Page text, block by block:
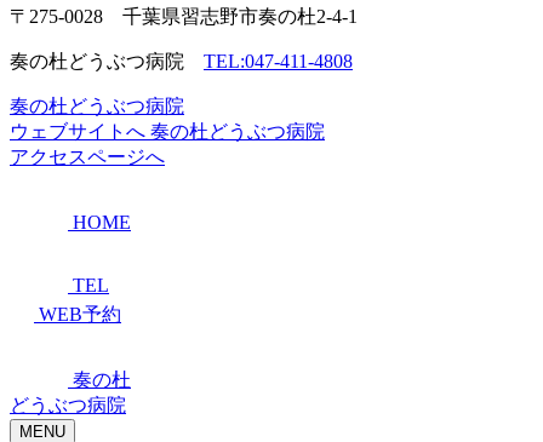
〒275-0028 千葉県習志野市奏の杜2-4-1
奏の杜どうぶつ病院 TEL:047-411-4808
奏の杜どうぶつ病院
ウェブサイトへ 奏の杜どうぶつ病院
アクセスページへ
HOME
TEL
WEB予約
奏の杜
どうぶつ病院
MENU